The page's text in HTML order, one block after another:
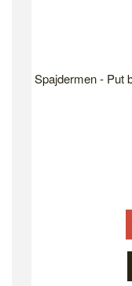
Spajdermen - Put